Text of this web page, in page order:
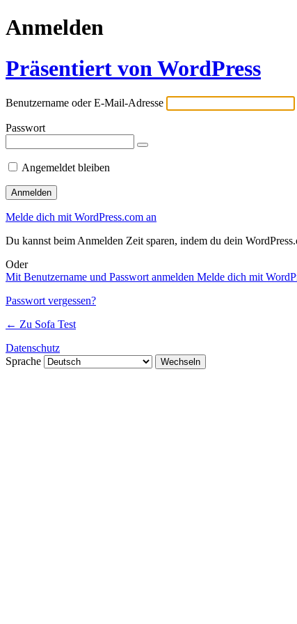
Anmelden
Präsentiert von WordPress
Benutzername oder E-Mail-Adresse
Passwort
Angemeldet bleiben
Melde dich mit WordPress.com an
Du kannst beim Anmelden Zeit sparen, indem du dein
Oder
Mit Benutzername und Passwort anmelden Melde dich mit
Passwort vergessen?
← Zu Sofa Test
Datenschutz
Sprache